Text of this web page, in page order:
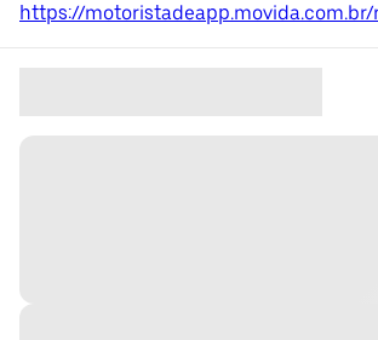
https://